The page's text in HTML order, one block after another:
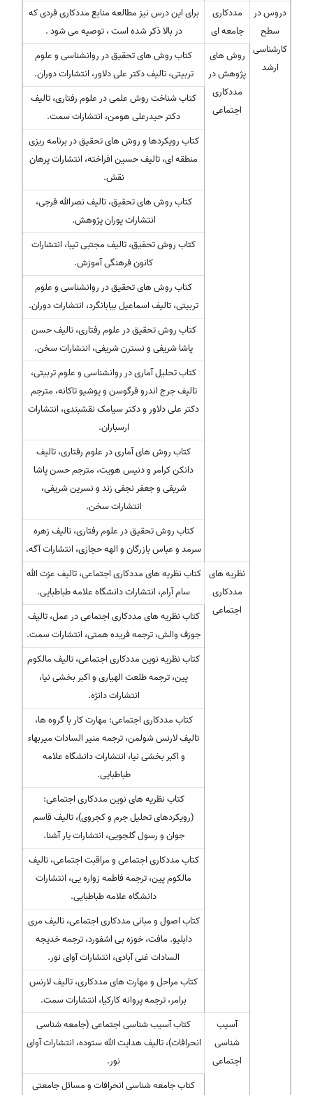
دروس در
سطح
کارشناسی
ارشد
مددکاری
جامعه ای
برای این درس نیز مطالعه منابع مددکاری فردی که
در بالا ذکر شده است ، توصیه می شود .
روش های
پژوهش در
مددکاری
اجتماعی
کتاب روش های تحقیق در روانشناسی و علوم
تربیتی، تالیف دکتر علی دلاور، انتشارات دوران.
کتاب شناخت روش علمی در علوم رفتاری، تالیف
دکتر حیدرعلی هومن، انتشارات سمت.
کتاب رویکردها و روش های تحقیق در برنامه ریزی
منطقه ای، تالیف حسین افراخته، انتشارات پرهان
نقش.
کتاب روش های تحقیق، تالیف نصرالله فرجی،
انتشارات پوران پژوهش.
کتاب روش تحقیق، تالیف مجتبی تیبا، انتشارات
کانون فرهنگی آموزش.
کتاب روش های تحقیق در روانشناسی و علوم
تربیتی، تالیف اسماعیل بیابانگرد، انتشارات دوران.
کتاب روش تحقیق در علوم رفتاری، تالیف حسن
پاشا شریفی و نسترن شریفی، انتشارات سخن.
کتاب تحلیل آماری در روانشناسی و علوم تربیتی،
تالیف جرج اندرو فرگوسن و یوشیو تاکانه، مترجم
دکتر علی دلاور و دکتر سیامک نقشبندی، انتشارات
ارسباران.
کتاب روش های آماری در علوم رفتاری، تالیف
دانکن کرامر و دنیس هویت، مترجم حسن پاشا
شریفی و جعفر نجفی زند و نسرین شریفی،
انتشارات سخن.
کتاب روش تحقیق در علوم رفتاری، تالیف زهره
سرمد و عباس بازرگان و الهه حجازی، انتشارات آگه.
نظریه های
مددکاری
اجتماعی
کتاب نظریه های مددکاری اجتماعی، تالیف عزت الله
سام آرام، انتشارات دانشگاه علامه طباطبایی.
کتاب نظریه های مددکاری اجتماعی در عمل، تالیف
جوزف والش، ترجمه فریده همتی، انتشارات سمت.
کتاب نظریه نوین مددکاری اجتماعی، تالیف مالکوم
پین، ترجمه طلعت الهیاری و اکبر بخشی نیا،
انتشارات دانژه.
کتاب مددکاری اجتماعی: مهارت کار با گروه ها،
تالیف لارنس شولمن، ترجمه منیر السادات میربهاء
و اکبر بخشی نیا، انتشارات دانشگاه علامه
طباطبایی.
کتاب نظریه های نوین مددکاری اجتماعی:
(رویکردهای تحلیل جرم و کجروی)، تالیف قاسم
جوان و رسول گلجویی، انتشارات یار آشنا.
کتاب مددکاری اجتماعی و مراقبت اجتماعی، تالیف
مالکوم پین، ترجمه فاطمه زواره یی، انتشارات
دانشگاه علامه طباطبایی.
کتاب اصول و مبانی مددکاری اجتماعی، تالیف مری
دابلیو. مافت، خوزه بی اشفورد، ترجمه خدیجه
السادات غنی آبادی، انتشارات آوای نور.
کتاب مراحل و مهارت های مددکاری، تالیف لارنس
برامر، ترجمه پروانه کارکیا، انتشارات سمت.
آسیب
شناسی
اجتماعی
کتاب آسیب شناسی اجتماعی (جامعه شناسی
انحرافات)، تالیف هدایت الله ستوده، انتشارات آوای
نور.
کتاب جامعه شناسی انحرافات و مسائل جامعتی